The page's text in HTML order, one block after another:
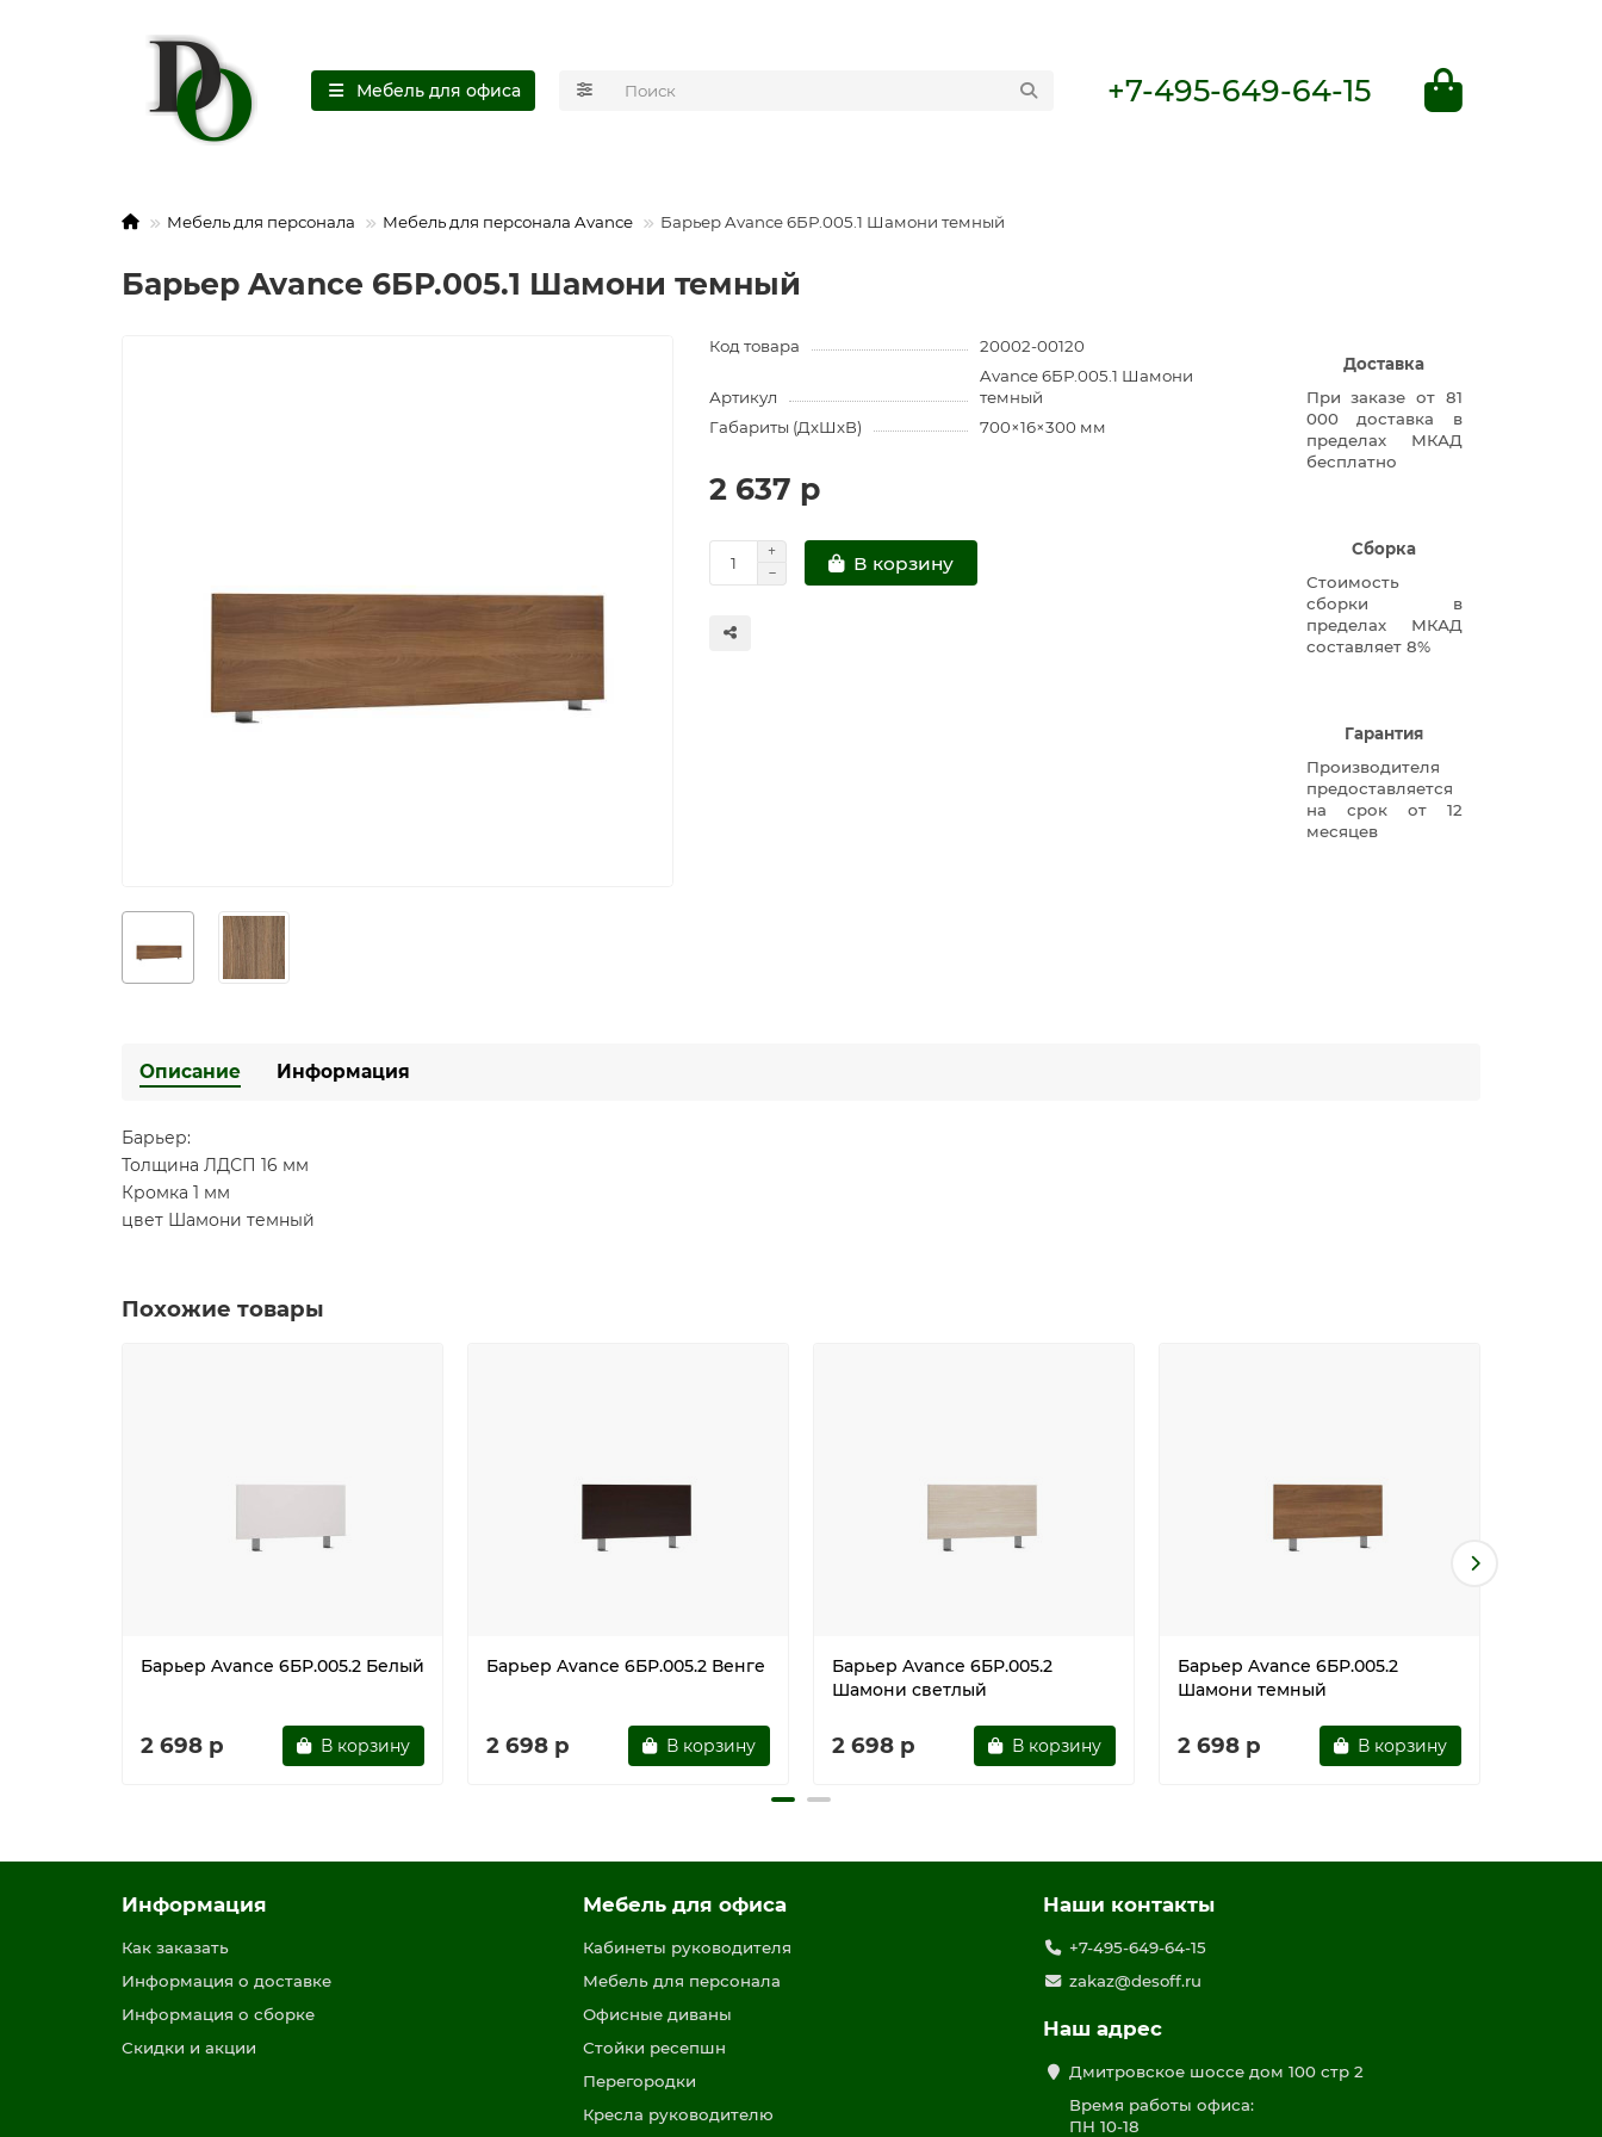
Мебель для офиса +7-495-649-64-15
Мебель для персонала Мебель для персонала Avance Барьер Avance 6БР.005.1 Шамони темный
Барьер Avance 6БР.005.1 Шамони темный
Код товара 20002-00120
Артикул
Avance 6БР.005.1 Шамони
темный
Габариты (ДхШхВ)
700×16×300 мм
2 637 р
В корзину
Доставка
При заказе от 81
000 доставка в
пределах МКАД
бесплатно
Сборка
Стоимость
сборки в
пределах МКАД
составляет 8%
Гарантия
Производителя
предоставляется
на срок от 12
месяцев
Описание Информация
Барьер:
Толщина ЛДСП 16 мм
Кромка 1 мм
цвет Шамони темный
Похожие товары
Барьер Avance 6БР.005.2 Белый
2 698 р В корзину
Барьер Avance 6БР.005.2 Венге
2 698 р В корзину
Барьер Avance 6БР.005.2
Шамони светлый
2 698 р В корзину
Барьер Avance 6БР.005.2
Шамони темный
2 698 р В корзину
Информация
Как заказать
Информация о доставке
Информация о сборке
Скидки и акции
Мебель для офиса
Кабинеты руководителя
Мебель для персонала
Офисные диваны
Стойки ресепшн
Перегородки
Кресла руководителю
Наши контакты
+7-495-649-64-15
zakaz@desoff.ru
Наш адрес
Дмитровское шоссе дом 100 стр 2
Время работы офиса:
ПН 10-18